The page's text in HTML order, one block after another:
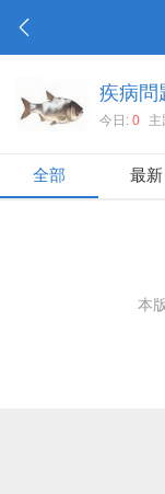
疾病問
今日: 0 主
全部 最新
本